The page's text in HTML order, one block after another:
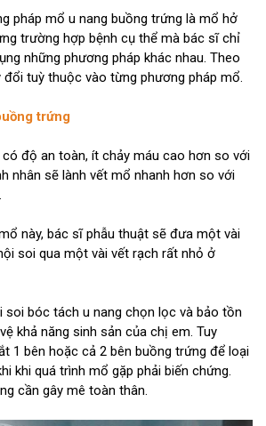
pháp mổ u nang buồng trứng là mổ hở
trường hợp bệnh cụ thể mà bác sĩ chỉ
những phương pháp khác nhau. Theo
đổi tuỳ thuộc vào từng phương pháp mổ.
trứng
có độ an toàn, ít chảy máu cao hơn so với
nhân sẽ lành vết mổ nhanh hơn so với
này, bác sĩ phẫu thuật sẽ đưa một vài
soi qua một vài vết rạch rất nhỏ ở
bóc tách u nang chọn lọc và bảo tồn
khả năng sinh sản của chị em. Tuy
1 bên hoặc cả 2 bên buồng trứng để loại
khi quá trình mổ gặp phải biến chứng.
cần gây mê toàn thân.